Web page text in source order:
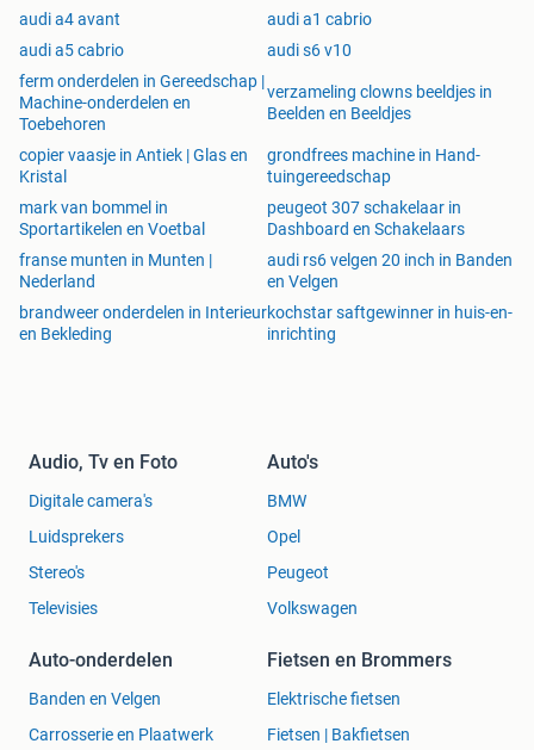
audi a4 avant
audi a1 cabrio
audi a5 cabrio
audi s6 v10
ferm onderdelen in Gereedschap |
Machine-onderdelen en
Toebehoren
verzameling clowns beeldjes in
Beelden en Beeldjes
copier vaasje in Antiek | Glas en
Kristal
grondfrees machine in Hand-
tuingereedschap
mark van bommel in
Sportartikelen en Voetbal
peugeot 307 schakelaar in
Dashboard en Schakelaars
franse munten in Munten |
Nederland
audi rs6 velgen 20 inch in Banden
en Velgen
brandweer onderdelen in Interieur
en Bekleding
kochstar saftgewinner in huis-en-
inrichting
Audio, Tv en Foto
Digitale camera's
Luidsprekers
Stereo's
Televisies
Auto's
BMW
Opel
Peugeot
Volkswagen
Auto-onderdelen
Banden en Velgen
Carrosserie en Plaatwerk
Fietsen en Brommers
Elektrische fietsen
Fietsen | Bakfietsen